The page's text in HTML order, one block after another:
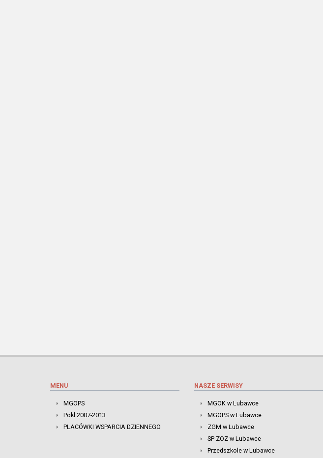
MENU
MGOPS
Pokl 2007-2013
PLACÓWKI WSPARCIA DZIENNEGO
NASZE SERWISY
MGOK w Lubawce
MGOPS w Lubawce
ZGM w Lubawce
SP ZOZ w Lubawce
Przedszkole w Lubawce